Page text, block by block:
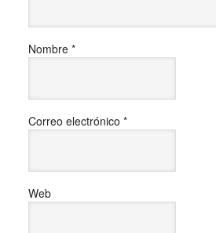
Nombre *
Correo electrónico *
Web